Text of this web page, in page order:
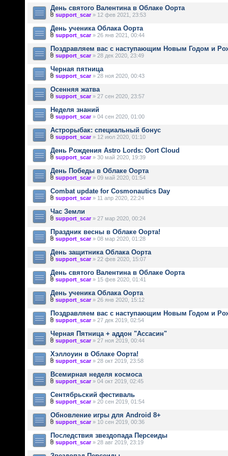
День святого Валентина в Облаке Оорта
support_scar» 12 фев 2021, 23:53
День ученика Облака Оорта
support_scar» 26 янв 2021, 00:44
Поздравляем вас с наступающим Новым Годом и
support_scar» 28 дек 2020, 23:49
Черная пятница
support_scar» 28 ноя 2020, 00:43
Осенняя жатва
support_scar» 27 сен 2020, 23:57
Неделя знаний
support_scar» 04 сен 2020, 01:00
Астрорыбак: специальный бонус
support_scar» 12 июл 2020, 01:10
День Рождения Astro Lords: Oort Cloud
support_scar» 30 май 2020, 19:39
День Победы в Облаке Оорта
support_scar» 09 май 2020, 01:54
Combat update for Cosmonautics Day
support_scar» 11 апр 2020, 22:24
Час Земли
support_scar» 27 мар 2020, 00:24
Праздник весны в Облаке Оорта!
support_scar» 08 мар 2020, 01:28
День защитника Облака Оорта
support_scar» 22 фев 2020, 15:07
День святого Валентина в Облаке Оорта
support_scar» 15 фев 2020, 01:41
День ученика Облака Оорта
support_scar» 26 янв 2020, 15:12
Поздравляем вас с наступающим Новым Годом и
support_scar» 27 дек 2019, 02:54
Черная Пятница + аддон "Ассасин"
support_scar» 27 ноя 2019, 00:44
Хэллоуин в Облаке Оорта!
support_scar» 28 окт 2019, 23:58
Всемирная неделя космоса
support_scar» 04 окт 2019, 02:45
Сентябрьский фестиваль
support_scar» 20 сен 2019, 01:54
Обновление игры для Android 8+
support_scar» 10 сен 2019, 00:36
Последствия звездопада Персеиды
support_scar» 28 авг 2019, 23:19